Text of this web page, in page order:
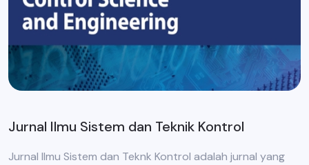
Jurnal Ilmu Sistem dan Teknik Kontrol
Jurnal Ilmu Sistem dan Teknk Kontrol adalah jurnal yang